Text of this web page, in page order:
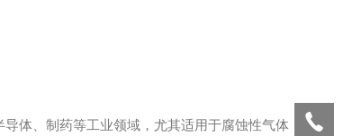
体、制药等工业领域，尤其适用于腐蚀性气体